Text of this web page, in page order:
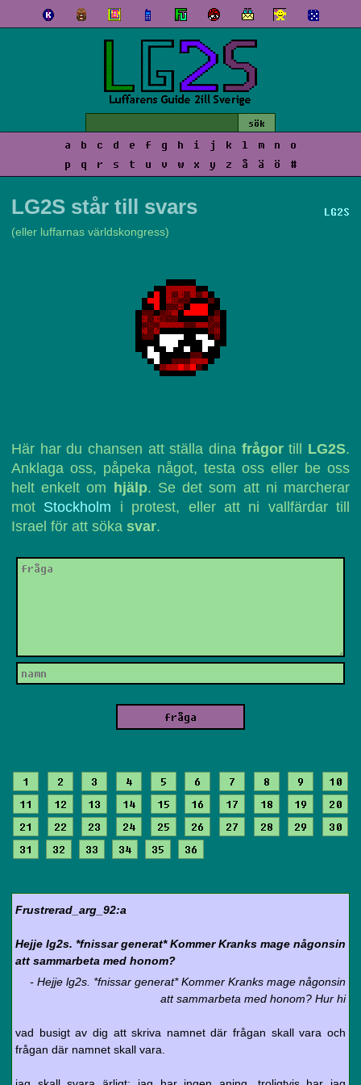
a b c d e f g h i j k l m n
o
p
q r s t u v w x y z å ä ö #
LG2S
LG2S står till svars
(eller luffarnas världskongress)
Här har du chansen att ställa dina frågortill LG2S.
Anklaga oss, påpeka något, testa oss eller be oss
helt enkelt om
hjälp. Se det som att ni marcherar
mot Stockholm i protest, eller att ni vallfärdar till
Israel för att söka svar.
1 2 3 4 5 6 7 8 9
10
11
12 13 14 15 16 17 18 19
20
21
22 23 24 25 26 27 28 29
30
31
32 33 34 35 36
Frustrerad_arg_92:a
Hejje lg2s. *fnissar generat* Kommer Kranks mage någonsin
att sammarbeta med honom?
- Hejje lg2s. *fnissar generat* Kommer Kranks mage någonsin
att sammarbeta med honom? Hur hi
vad busigt av dig att skriva namnet där frågan skall vara och
frågan där namnet skall vara.